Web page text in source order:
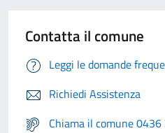
Contatta il comune
Leggi le domande
Richiedi Assistenza
Chiama il comune